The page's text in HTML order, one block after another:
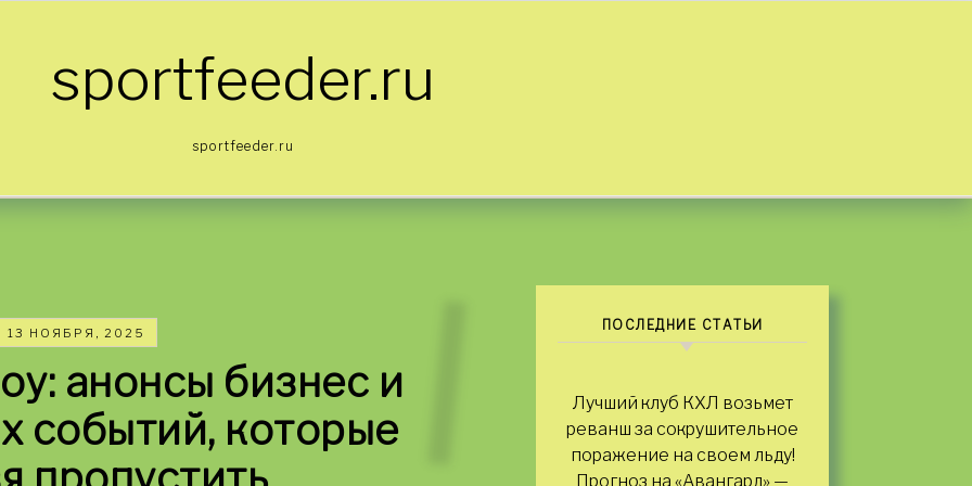
sportfeeder.ru
sportfeeder.ru
13 НОЯБРЯ, 2025
анонсы бизнес и
событий, которые
ПОСЛЕДНИЕ СТАТЬИ
Лучший клуб КХЛ возьмет
реванш за сокрушительное
поражение на своем льду!
Прогноз на «Авангард» —